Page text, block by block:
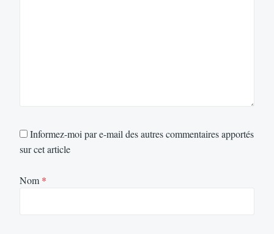
Informez-moi par e-mail des autres commentaires apportés
sur cet article
Nom *